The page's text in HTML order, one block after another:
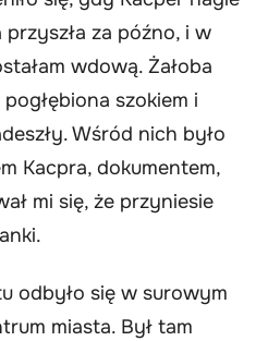
za późno, i w
wdową. Żałoba
szokiem i
Wśród nich było
Kacpra, dokumentem,
mi się, że przyniesie
odbyło się w surowym
miasta. Był tam